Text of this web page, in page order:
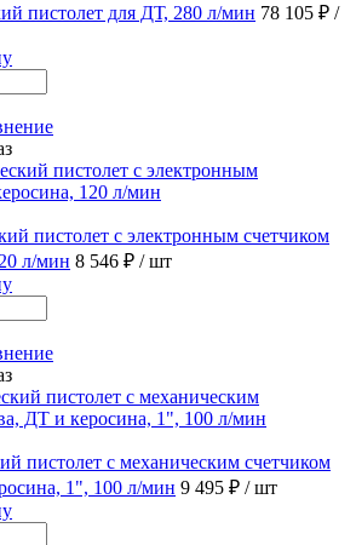
пистолет для ДТ, 280 л/мин 78 105 ₽ /
пистолет с электронным счетчиком
л/мин 8 546 ₽ / шт
пистолет с механическим счетчиком
1", 100 л/мин 9 495 ₽ / шт